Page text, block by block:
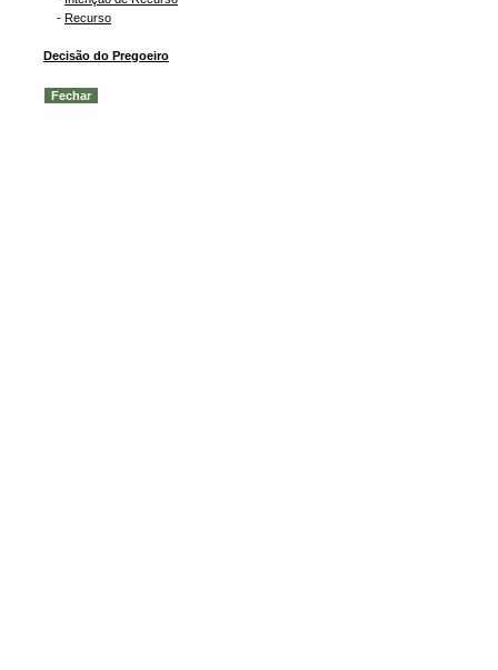
- Recurso
Decisão do Pregoeiro